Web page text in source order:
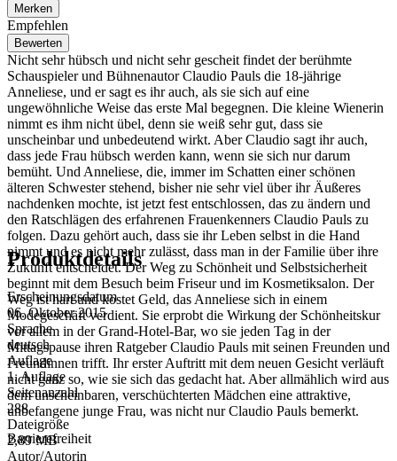
Merken
Empfehlen
Bewerten
Nicht sehr hübsch und nicht sehr gescheit findet der berühmte
Schauspieler und Bühnenautor Claudio Pauls die 18-jährige
Anneliese, und er sagt es ihr auch, als sie sich auf eine
ungewöhnliche Weise das erste Mal begegnen. Die kleine Wienerin
nimmt es ihm nicht übel, denn sie weiß sehr gut, dass sie
unscheinbar und unbedeutend wirkt. Aber Claudio sagt ihr auch,
dass jede Frau hübsch werden kann, wenn sie sich nur darum
bemüht. Und Anneliese, die, immer im Schatten einer schönen
älteren Schwester stehend, bisher nie sehr viel über ihr Äußeres
nachdenken mochte, ist jetzt fest entschlossen, das zu ändern und
den Ratschlägen des erfahrenen Frauenkenners Claudio Pauls zu
folgen. Dazu gehört auch, dass sie ihr Leben selbst in die Hand
nimmt und es nicht mehr zulässt, dass man in der Familie über ihre
Zukunft entscheidet. Der Weg zu Schönheit und Selbstsicherheit
beginnt mit dem Besuch beim Friseur und im Kosmetiksalon. Der
Weg ist hart und kostet Geld, das Anneliese sich in einem
Modegeschäft verdient. Sie erprobt die Wirkung der Schönheitskur
vor allem in der Grand-Hotel-Bar, wo sie jeden Tag in der
Mittagspause ihren Ratgeber Claudio Pauls mit seinen Freunden und
Freundinnen trifft. Ihr erster Auftritt mit dem neuen Gesicht verläuft
nicht ganz so, wie sie sich das gedacht hat. Aber allmählich wird aus
dem unscheinbaren, verschüchterten Mädchen eine attraktive,
unbefangene junge Frau, was nicht nur Claudio Pauls bemerkt.
Produktdetails
Erscheinungsdatum
06. Oktober 2015
Sprache
deutsch
Auflage
1. Auflage
Seitenanzahl
288
Dateigröße
2,89 MB
Autor/Autorin
Barrierefreiheit